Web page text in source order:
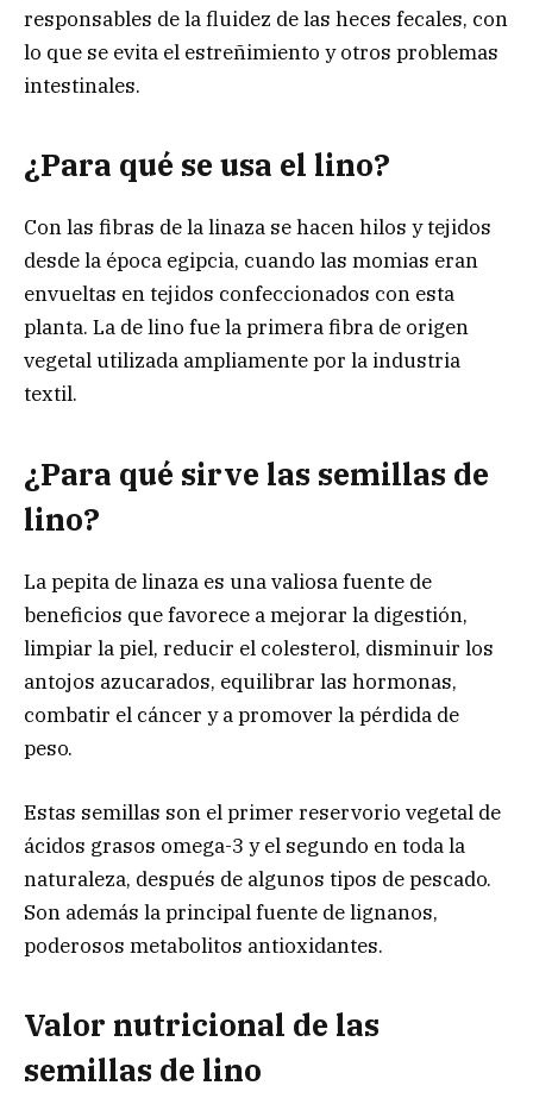
responsables de la fluidez de las heces fecales, con
lo que se evita el estreñimiento y otros problemas
intestinales.
¿Para qué se usa el lino?
Con las fibras de la linaza se hacen hilos y tejidos
desde la época egipcia, cuando las momias eran
envueltas en tejidos confeccionados con esta
planta. La de lino fue la primera fibra de origen
vegetal utilizada ampliamente por la industria
textil.
¿Para qué sirve las semillas de
lino?
La pepita de linaza es una valiosa fuente de
beneficios que favorece a mejorar la digestión,
limpiar la piel, reducir el colesterol, disminuir los
antojos azucarados, equilibrar las hormonas,
combatir el cáncer y a promover la pérdida de
peso.
Estas semillas son el primer reservorio vegetal de
ácidos grasos omega-3 y el segundo en toda la
naturaleza, después de algunos tipos de pescado.
Son además la principal fuente de lignanos,
poderosos metabolitos antioxidantes.
Valor nutricional de las
semillas de lino